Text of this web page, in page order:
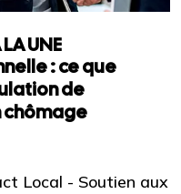
UNE
: ce que
de
chômage
Local - Soutien aux